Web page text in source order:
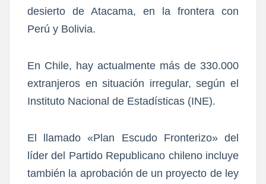
desierto de Atacama, en la frontera con
Perú y Bolivia.
En Chile, hay actualmente más de 330.000
extranjeros en situación irregular, según el
Instituto Nacional de Estadísticas (INE).
El llamado «Plan Escudo Fronterizo» del
líder del Partido Republicano chileno incluye
también la aprobación de un proyecto de ley